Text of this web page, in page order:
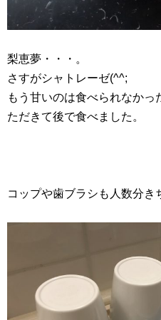
梨恵夢・・・。
さすがシャトレーゼ(^^;
もう甘いのは食べられなか
ただきて後で食べました。
コップや歯ブラシも人数分き